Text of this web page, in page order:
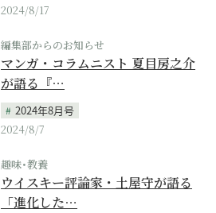
2024/8/17
編集部からのお知らせ
マンガ・コラムニスト 夏目房之介
が語る『…
2024年8月号
2024/8/7
趣味･教養
ウイスキー評論家・土屋守が語る
「進化した…